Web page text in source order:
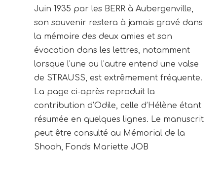
Juin 1935 par les BERR à Aubergenville,
son souvenir restera à jamais gravé dans
la mémoire des deux amies et son
évocation dans les lettres, notamment
lorsque l’une ou l’autre entend une valse
de STRAUSS, est extrêmement fréquente.
La page ci-après reproduit la
contribution d’Odile, celle d’Hélène étant
résumée en quelques lignes. Le manuscrit
peut être consulté au Mémorial de la
Shoah, Fonds Mariette JOB